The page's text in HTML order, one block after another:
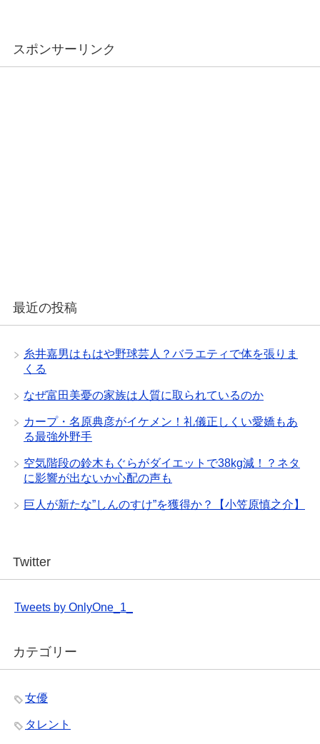
スポンサーリンク
最近の投稿
糸井嘉男はもはや野球芸人？バラエティで体を張りま
くる
なぜ富田美憂の家族は人質に取られているのか
カープ・名原典彦がイケメン！礼儀正しくい愛嬌もあ
る最強外野手
空気階段の鈴木もぐらがダイエットで38kg減！？ネタ
に影響が出ないか心配の声も
巨人が新たな”しんのすけ”を獲得か？【小笠原慎之介】
Twitter
Tweets by OnlyOne_1_
カテゴリー
女優
タレント